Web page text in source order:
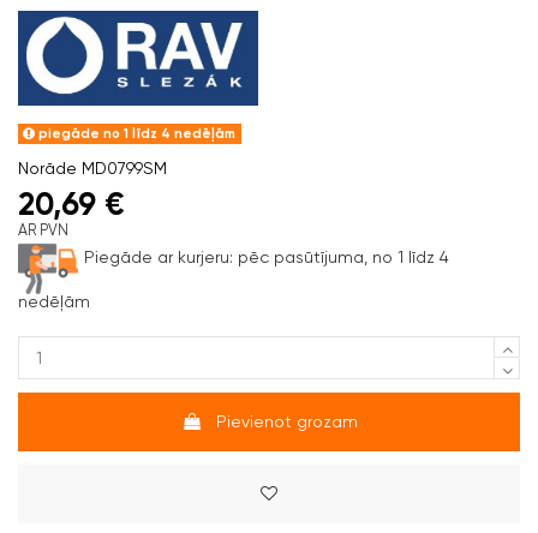
piegāde no 1 līdz 4 nedēļām
Norāde MD0799SM
20,69 €
AR PVN
Piegāde ar kurjeru: pēc pasūtījuma, no 1 līdz 4
nedēļām
Pievienot grozam